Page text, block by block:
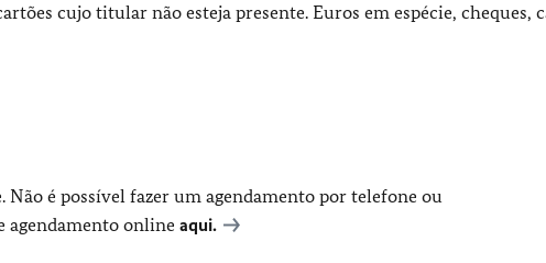
cujo titular não esteja presente. Euros em espécie, cheques,
Não é possível fazer um agendamento por telefone ou
agendamento online aqui.